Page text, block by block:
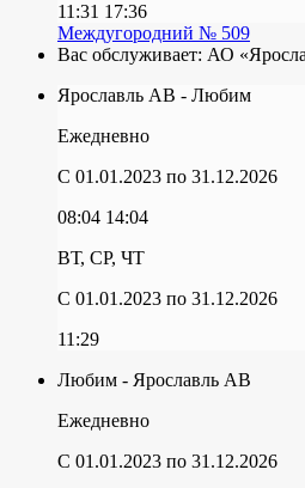
11:31 17:36
Междугородний № 509
Вас обслуживает: АО
Ярославль АВ - Любим
Ежедневно
C 01.01.2023 по 31.12.2026
08:04 14:04
ВТ, СР, ЧТ
C 01.01.2023 по 31.12.2026
11:29
Любим - Ярославль АВ
Ежедневно
C 01.01.2023 по 31.12.2026